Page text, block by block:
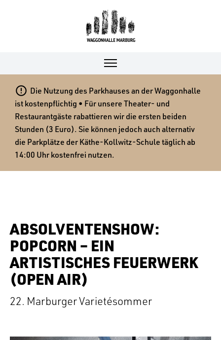
 Die Nutzung des Parkhauses an der Waggonhalle
ist kostenpflichtig • Für unsere Theater- und
Restaurantgäste rabattieren wir die ersten beiden
Stunden (3 Euro). Sie können jedoch auch alternativ
die Parkplätze der Käthe-Kollwitz-Schule täglich ab
14:00 Uhr kostenfrei nutzen.
ABSOLVENTENSHOW:
POPCORN – EIN
ARTISTISCHES FEUERWERK
(OPEN AIR)
22. Marburger Varietésommer